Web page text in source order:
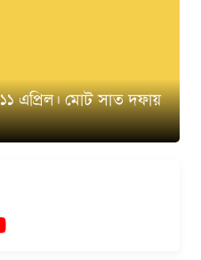
এপ্রিল। মোট সাত দফায়